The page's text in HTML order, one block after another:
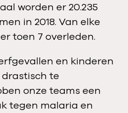
worden er 20.235
in 2018. Van elke
toen 7 overleden.
en kinderen
te
onze teams een
tegen malaria en